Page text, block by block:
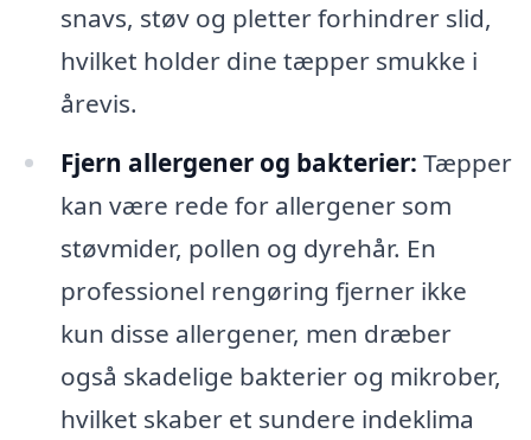
snavs, støv og pletter forhindrer slid,
hvilket holder dine tæpper smukke i
årevis.
Fjern allergener og bakterier: Tæpper
kan være rede for allergener som
støvmider, pollen og dyrehår. En
professionel rengøring fjerner ikke
kun disse allergener, men dræber
også skadelige bakterier og mikrober,
hvilket skaber et sundere indeklima